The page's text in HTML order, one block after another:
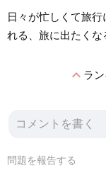
日々が忙しくて旅
れる、旅に出たくな
expand_lessラ
問題を報告する